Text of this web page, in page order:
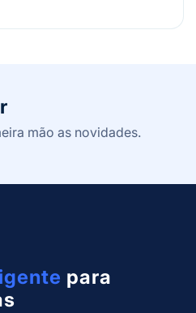
mão as novidades.
para